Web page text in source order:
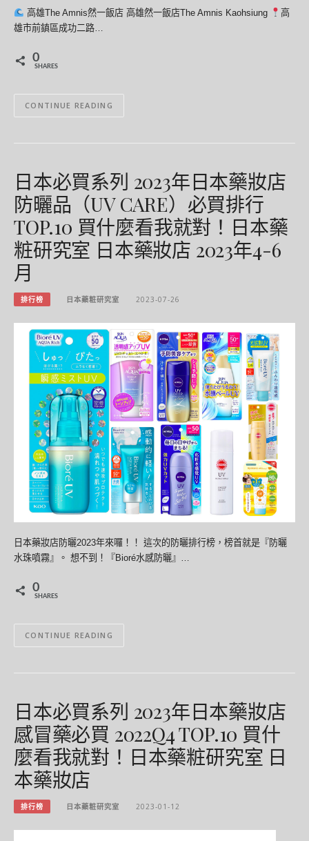
高雄The Amnis然一飯店 高雄然一飯店The Amnis Kaohsiung
高
雄市前鎮區成功二路…
0
SHARES
CONTINUE READING
日本必買系列 2023年日本藥妝店
防曬品（UV CARE）必買排行
TOP.10 買什麼看我就對！日本藥
粧研究室 日本藥妝店 2023年4-6
月
排行榜 日本藥粧研究室 2023-07-26
日本藥妝店防曬2023年來囉！！ 這次的防曬排行榜，榜首就是『防曬
水珠噴霧』。 想不到！『Bioré水感防曬』…
0
SHARES
CONTINUE READING
日本必買系列 2023年日本藥妝店
感冒藥必買 2022Q4 TOP.10 買什
麼看我就對！日本藥粧研究室 日
本藥妝店
排行榜 日本藥粧研究室 2023-01-12